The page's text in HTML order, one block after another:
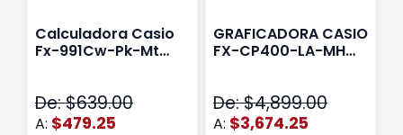
Calculadora Casio
Fx-991Cw-Pk-Mt
De: $639.00
A: $479.25
GRAFICADORA CASIO
FX-CP400-LA-MH
De: $4,899.00
A: $3,674.25